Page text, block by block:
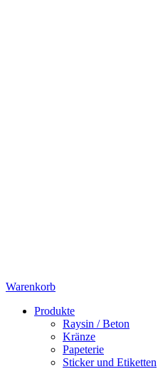
Warenkorb
Produkte
Raysin / Beton
Kränze
Papeterie
Sticker und Etiketten